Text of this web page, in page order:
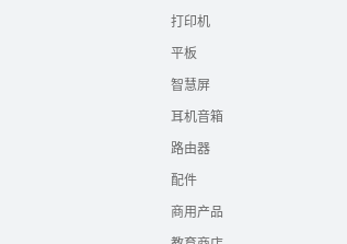
打印机
平板
智慧屏
耳机音箱
路由器
配件
商用产品